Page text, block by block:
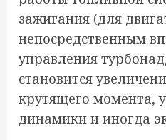
зажигания (для
непосредственным
управления
становится
крутящего момента,
динамики и иногда